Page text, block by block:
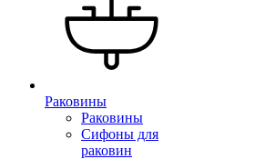
Раковины
Раковины
Сифоны для
раковин